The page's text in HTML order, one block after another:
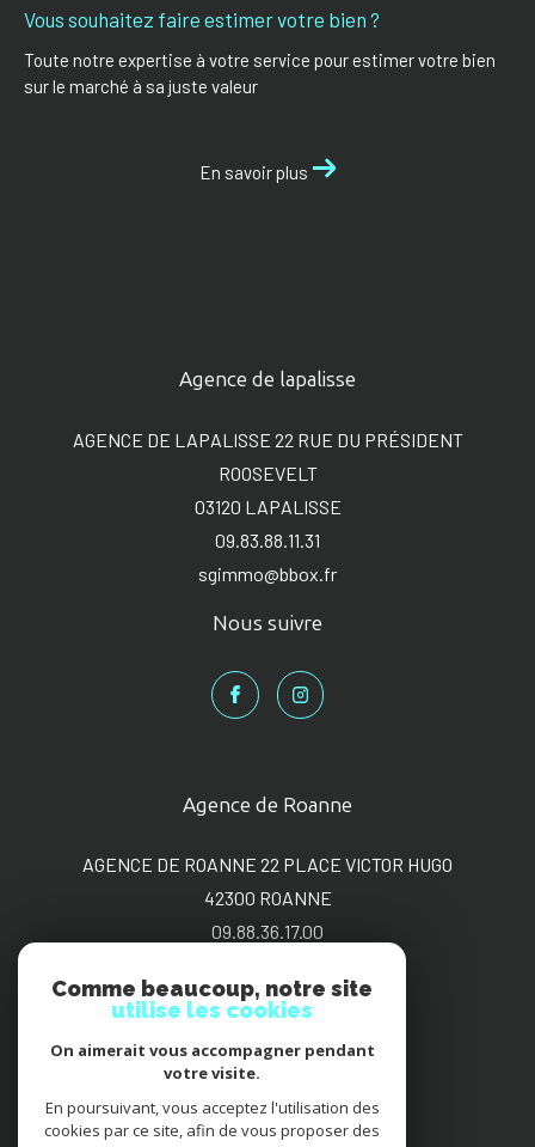
Vous souhaitez faire estimer votre bien ?
Toute notre expertise à votre service pour estimer votre bien
sur le marché à sa juste valeur
En savoir plus
Agence de Roanne
AGENCE DE ROANNE 22 PLACE VICTOR HUGO
42300
ROANNE
09.88.36.17.00
Agence de lapalisse
AGENCE DE LAPALISSE 22 RUE DU PRÉSIDENT
ROOSEVELT
03120
LAPALISSE
09.83.88.11.31
sgimmo@bbox.fr
Nous suivre
Adhérents
Comme beaucoup, notre site
utilise les cookies
On aimerait vous accompagner pendant
votre visite.
En poursuivant, vous acceptez l'utilisation des
cookies par ce site, afin de vous proposer des